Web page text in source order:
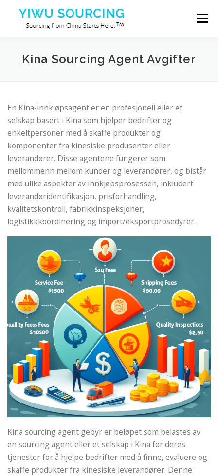
Skip to content
Menu
Tjenester Yiwu by Blog Om oss
Kina Sourcing Agent Avgifter
En Kina-innkjøpsagent er en profesjonell eller et
selskap basert i Kina som hjelper bedrifter og
enkeltpersoner med å skaffe produkter og
komponenter fra kinesiske produsenter eller
leverandører. Disse agentene fungerer som
mellommenn mellom kunder og leverandører, og bistår
med ulike aspekter av innkjøpsprosessen, inkludert
leverandøridentifikasjon, prisforhandling,
kvalitetskontroll, fabrikkinspeksjoner,
logistikkkoordinering og import/eksportprosedyrer.
Kina sourcing agent gebyr er beløpet som belastes av
en sourcing agent eller et selskap i Kina for deres
tjenester for å hjelpe bedrifter med å finne, evaluere og
skaffe produkter fra kinesiske leverandører. Denne